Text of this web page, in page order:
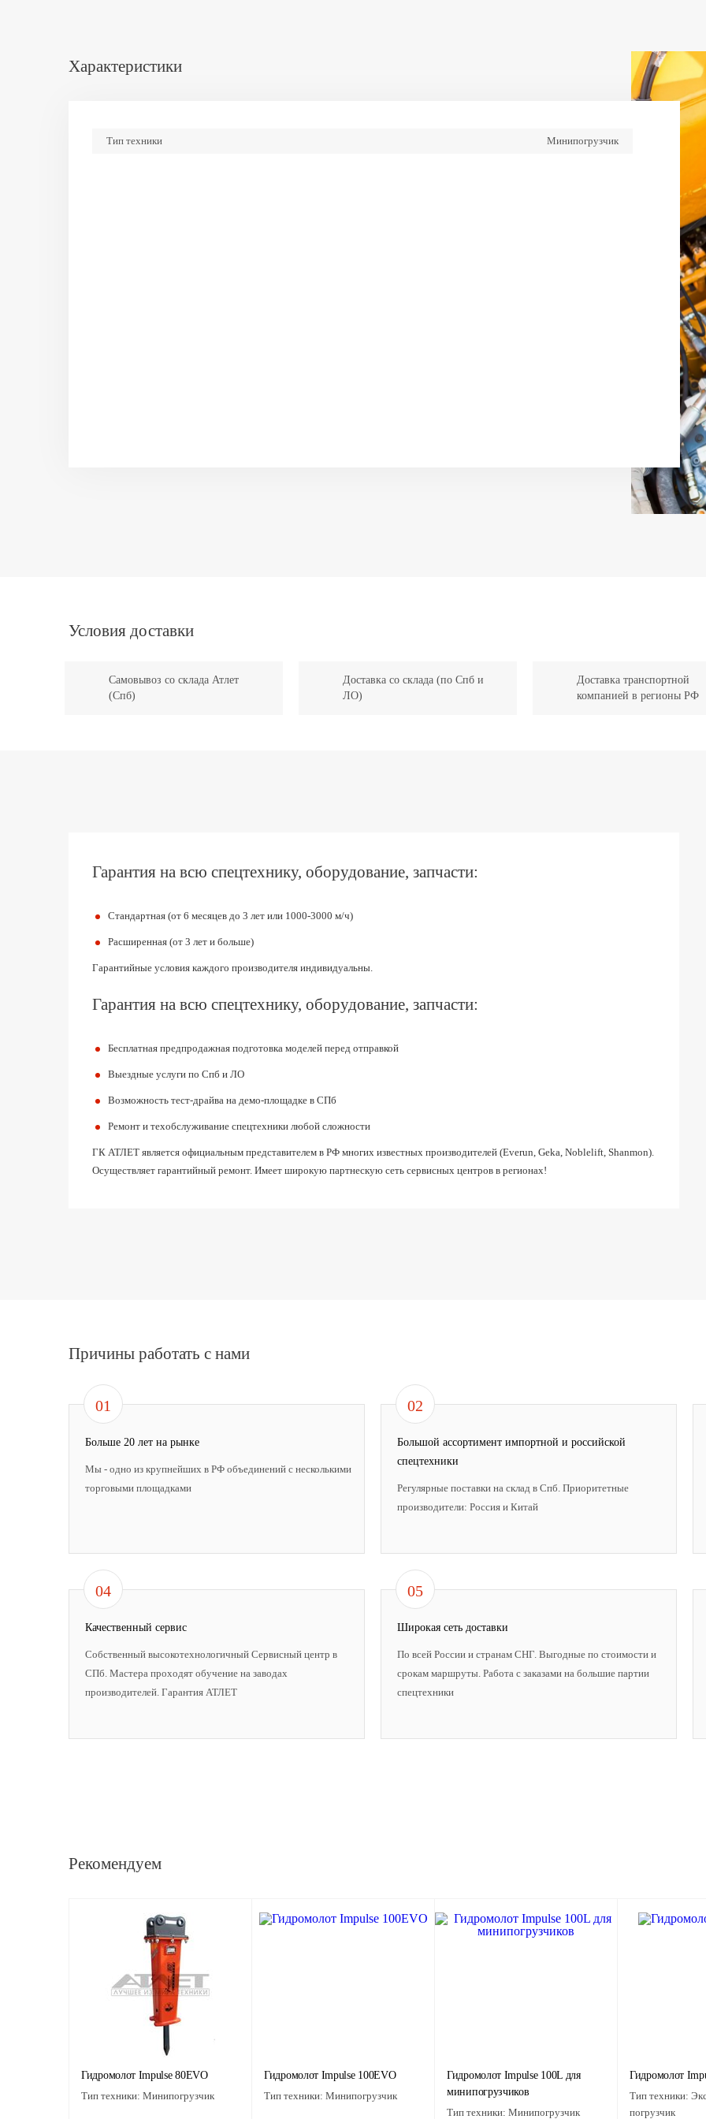
Характеристики
Тип техники Минипогрузчик
Условия доставки
Самовывоз со склада Атлет
(Спб)
Доставка со склада (по Спб и
ЛО)
Доставка транспортной
компанией в регионы РФ
Гарантия на всю спецтехнику, оборудование, запчасти:
Стандартная (от 6 месяцев до 3 лет или 1000-3000 м/ч)
Расширенная (от 3 лет и больше)
Гарантийные условия каждого производителя индивидуальны.
Гарантия на всю спецтехнику, оборудование, запчасти:
Бесплатная предпродажная подготовка моделей перед отправкой
Выездные услуги по Спб и ЛО
Возможность тест-драйва на демо-площадке в СПб
Ремонт и техобслуживание спецтехники любой сложности
ГК АТЛЕТ является официальным представителем в РФ многих известных производителей (Everun, Geka, Noblelift, Shanmon).
Осуществляет гарантийный ремонт. Имеет широкую партнескую сеть сервисных центров в регионах!
Причины работать с нами
01
Больше 20 лет на рынке
Мы - одно из крупнейших в РФ объединений с несколькими
торговыми площадками
02
Большой ассортимент импортной и российской
спецтехники
Регулярные поставки на склад в Спб. Приоритетные
производители: Россия и Китай
04
Качественный сервис
Собственный высокотехнологичный Сервисный центр в
СПб. Мастера проходят обучение на заводах
производителей. Гарантия АТЛЕТ
05
Широкая сеть доставки
По всей России и странам СНГ. Выгодные по стоимости и
срокам маршруты. Работа с заказами на большие партии
спецтехники
Рекомендуем
Гидромолот Impulse 80EVO
Тип техники: Минипогрузчик
Гидромолот Impulse 100EVO
Тип техники: Минипогрузчик
Гидромолот Impulse 100L для
минипогрузчиков
Тип техники: Минипогрузчик
Гидромолот
Тип техники:
погрузчик